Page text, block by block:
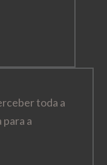
toda a
a